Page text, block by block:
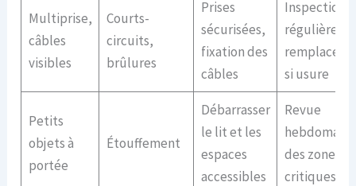
Multiprise,
câbles
visibles
Courts-
circuits,
brûlures
Prises
sécurisées,
fixation des
câbles
Inspection
si usure
Petits
objets à
portée
Étouffement
Débarrasser
le lit et les
espaces
accessibles
Revue
des zones
critiques